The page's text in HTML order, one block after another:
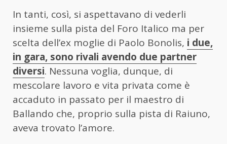
In tanti, così, si aspettavano di vederli
insieme sulla pista del Foro Italico ma per
scelta dell’ex moglie di Paolo Bonolis, i due,
in gara, sono rivali avendo due partner
diversi. Nessuna voglia, dunque, di
mescolare lavoro e vita privata come è
accaduto in passato per il maestro di
Ballando che, proprio sulla pista di Raiuno,
aveva trovato l’amore.